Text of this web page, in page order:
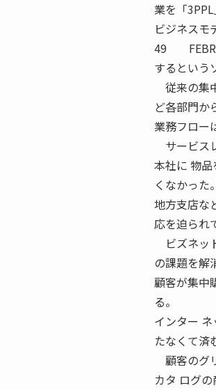
業を「
ビジネスモ
49
するという
従来の集
ど各部門か
業務フロー
サービス
本社に 物
くなかった。
地方支店な
応を迫られ
ビズネッ
の課題を解
顧客が集中
る。
インター
たなくて済
顧客のグ
カタ ログ